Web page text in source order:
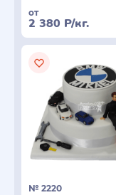
от
2 380 Р/кг.
№ 2220